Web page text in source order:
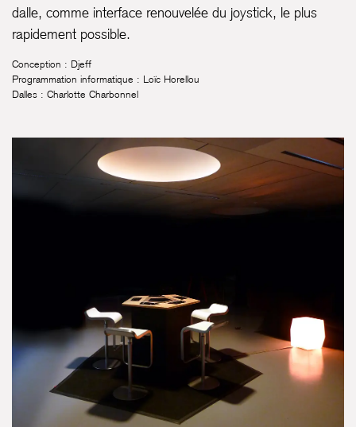
dalle, comme interface renouvelée du joystick, le plus
rapidement possible.
Conception : Djeff
Programmation informatique : Loïc Horellou
Dalles : Charlotte Charbonnel